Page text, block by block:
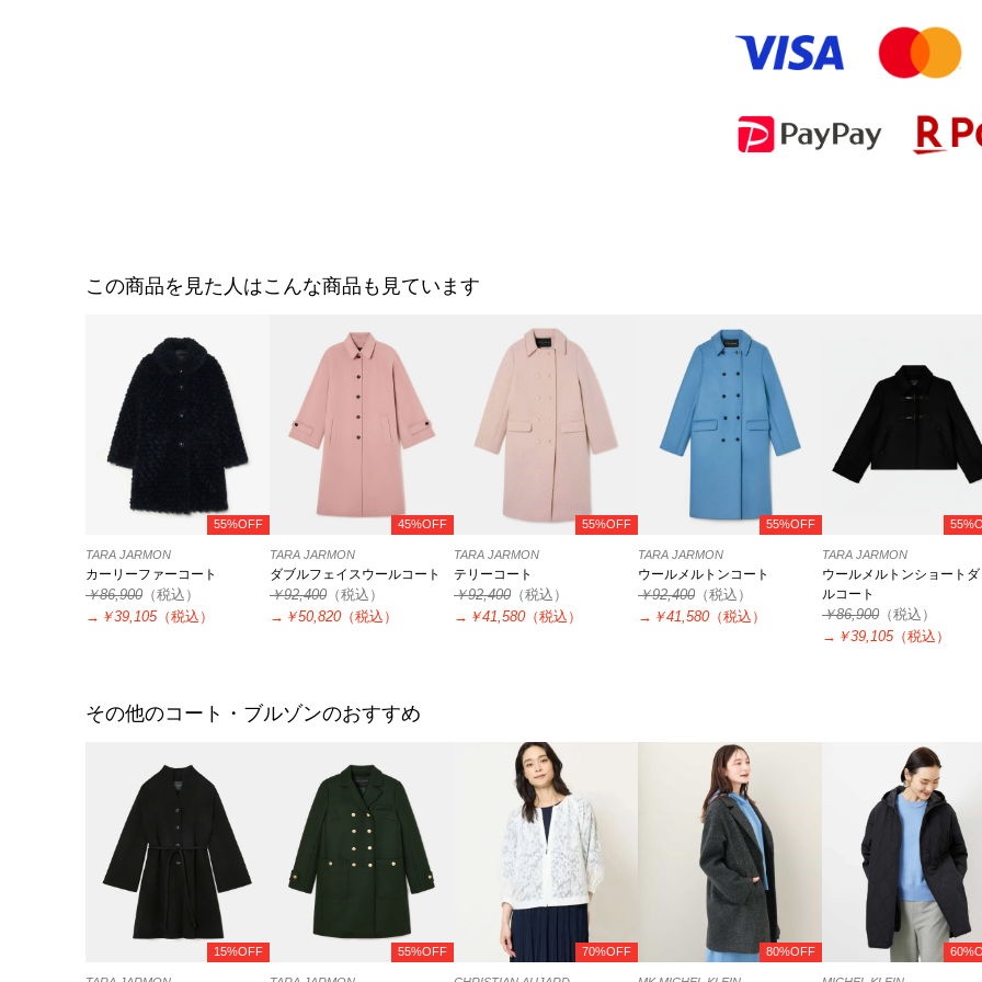
この商品を見た人はこんな商品も見ています
55%OFF
TARA JARMON
カーリーファーコート
￥86,900 （税込）
→ ￥39,105（税込）
45%OFF
TARA JARMON
ダブルフェイスウールコート
￥92,400 （税込）
→ ￥50,820 （税込）
55%OFF
TARA JARMON
テリーコート
￥92,400 （税込）
→ ￥41,580 （税込）
55%OFF
TARA JARMON
ウールメルトンコート
￥92,400 （税込）
→ ￥41,580 （税込）
TARA JARMON
ウールメルトンショート
ルコート
￥86,900 （税込）
→ ￥39,105（税込）
その他のコート・ブルゾンのおすすめ
15%OFF 55%OFF 70%OFF 80%OFF